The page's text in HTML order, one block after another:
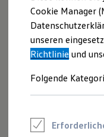
Sportwagen
Schnell
Angebote und
Aktuelle
E-Auto-
Volkswagen
Junge
Cookie Manager
unseren
Richtlinie und
Folgende